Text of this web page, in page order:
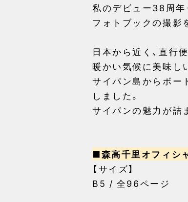
私のデビュー38周年
フォトブックの撮影
日本から近く、直行
暖かい気候に美味し
サイパン島からボー
しました。
サイパンの魅力が詰
■森高千里オフィシ
【サイズ】
B5 / 全96ページ